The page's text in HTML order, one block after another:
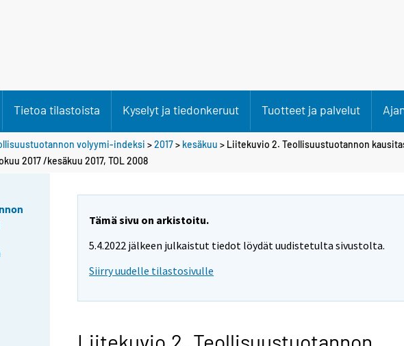
Tietoa tilastoista Kyselyt ja tiedonkeruut Tuotteet ja palvelut
volyymi-indeksi >2017> kesäkuu > Liitekuvio 2. Teollisuustuotannon
2017 /kesäkuu 2017, TOL 2008
Tämä sivu on arkistoitu.
5.4.2022 jälkeen julkaistut tiedot löydät uudistetulta sivustolta.
Siirry uudelle tilastosivulle